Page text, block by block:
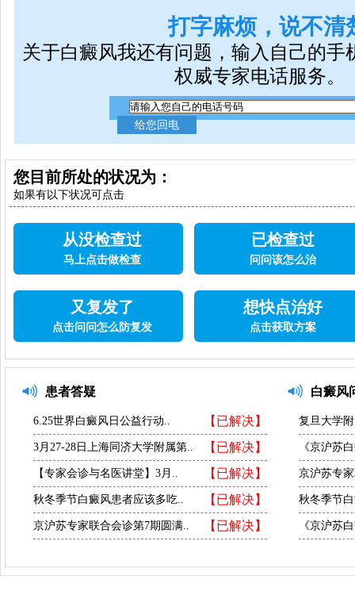
打字麻烦，说不清
关于白癜风我还有问题，输入自己的手
权威专家电话服务。
您目前所处的状况为：
如果有以下状况可点击
从没检查过
马上点击做检查
已检查过
问问该怎么治
又复发了
点击问问怎么防复发
想快点治好
点击获取方案
患者答疑
【已解决】
6.25世界白癜风日公益行动..
【已解决】
3月27-28日上海同济大学附属第..
【已解决】
【专家会诊与名医讲堂】3月..
【已解决】
秋冬季节白癜风患者应该多吃..
【已解决】
京沪苏专家联合会诊第7期圆满..
白癜风
复旦大学
《京沪苏
京沪苏专
秋冬季节
《京沪苏